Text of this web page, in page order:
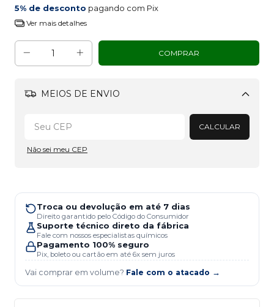
5% de desconto pagando com Pix
Ver mais detalhes
MEIOS DE ENVIO
Alterar CEP
CALCULAR
Não sei meu CEP
Troca ou devolução em até 7 dias
Direito garantido pelo Código do Consumidor
Suporte técnico direto da fábrica
Fale com nossos especialistas químicos
Pagamento 100% seguro
Pix, boleto ou cartão em até 6x sem juros
Vai comprar em volume? Fale com o atacado →